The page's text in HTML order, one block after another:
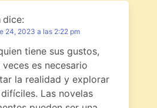
dice:
24, 2023 a las 2:22 pm
tiene sus gustos,
es necesario
la realidad y explorar
Las novelas